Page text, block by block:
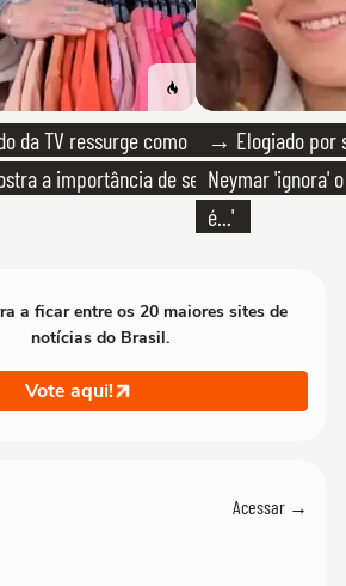
da TV ressurge como
a importância de ser
→ Elogiado por
Neymar 'ignora'
é...'
a ficar entre os 20 maiores sites de
notícias do Brasil.
Vote aqui!
Acessar →